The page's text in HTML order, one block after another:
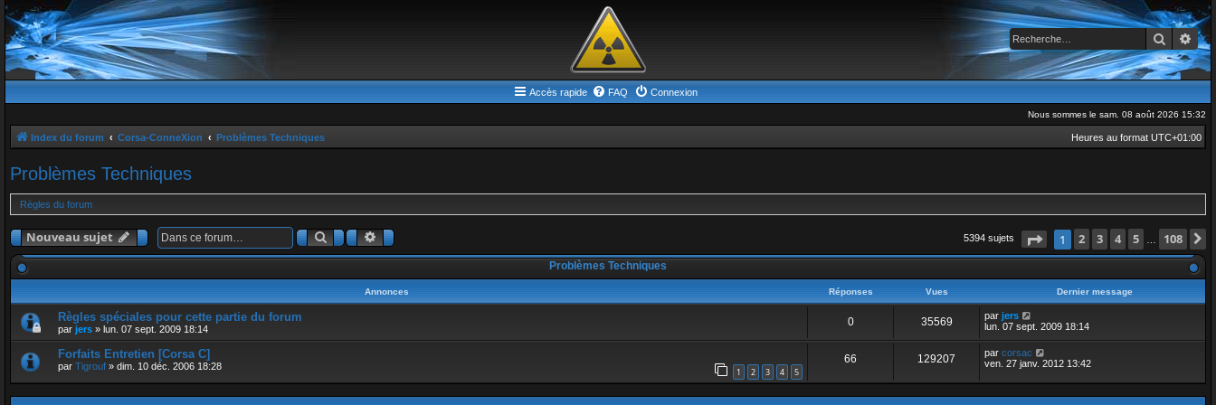
Accès rapide FAQ Connexion
Nous sommes le sam. 08 août 2026 15:32
Index du forum Corsa-ConneXion Problèmes Techniques Heures au format UTC+01:00
Problèmes Techniques
Règles du forum
Nouveau sujet RechercherRecherche avancée 5394 sujets Page 1sur 108
1 2 3 4 5 108
Problèmes Techniques
Annonces Réponses Vues Dernier message
Règles spéciales pour cette partie du forum
par jers » lun. 07 sept. 2009 18:14
0 35569 par jers
lun. 07 sept. 2009 18:14
Forfaits Entretien [Corsa C]
par Tigrouf » dim. 10 déc. 2006 18:28 1 2 3 4 5
66 129207 par corsac
ven. 27 janv. 2012 13:42